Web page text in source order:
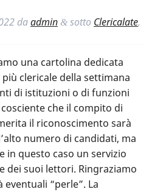
daadmin & sotto Clericalate,
una cartolina dedicata
clericale della settimana
di istituzioni o di funzioni
che il compito di
il riconoscimento sarà
numero di candidati, ma
in questo caso un servizio
dei suoi lettori. Ringraziamo
“perle”. La